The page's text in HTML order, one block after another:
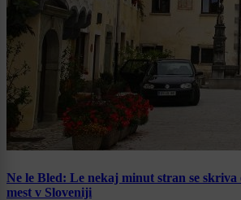
Ne le Bled: Le nekaj minut stran se
mest v Sloveniji